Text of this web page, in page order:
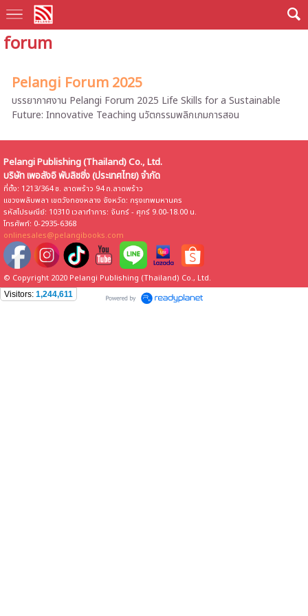
forum
Pelangi Forum 2025
บรรยากาศงาน Pelangi Forum 2025 Life Skills for a Sustainable
Future: Innovative Teaching นวัตกรรมพลิกเกมการสอน
Pelangi Publishing (Thailand) Co., Ltd.
บริษัท เพอลังอิ พับลิชชิ่ง (ประเทศไทย) จำกัด
ที่ตั้ง: 1213/364 ซ. ลาดพร้าว 94 ถ.ลาดพร้าว
แขวงพลับพลา เขตวังทองหลาง จังหวัด: กรุงเทพมหานคร
รหัสไปรษณีย์: 10310 เวลาทำการ: จันทร์ - ศุกร์ 9.00-18.00 น.
โทรศัพท์: 0-2935-6368
onlinesales@pelangibooks.com
© Copyright 2020 Pelangi Publishing (Thailand) Co., Ltd.
Visitors: 1,244,611